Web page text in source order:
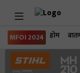
MFOI 2024 होम